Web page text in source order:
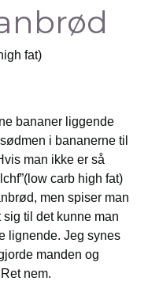
fat)
bananer liggende
i bananerne til
man ikke er så
carb high fat)
men spiser man
til det kunne man
lignende. Jeg synes
manden og
nem.